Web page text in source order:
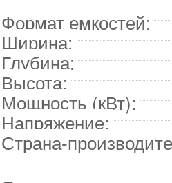
Формат емкостей:
Ширина:
Глубина:
Высота:
Мощность (кВт):
Напряжение:
Страна-